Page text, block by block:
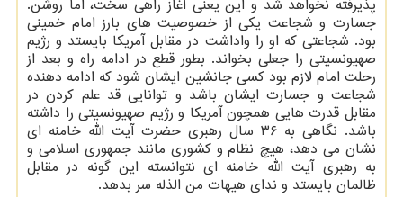
پذیرفته نخواهد شد و این یعنی آغاز راهی سخت، اما روشن.
جسارت و شجاعت یکی از خصوصیت های بارز امام خمینی
بود. شجاعتی که او را واداشت در مقابل آمریکا بایستد و رژیم
صهیونسیتی را جعلی بخواند. بطور قطع در ادامه راه و بعد از
رحلت امام لازم بود کسی جانشین ایشان شود که ادامه دهنده
شجاعت و جسارت ایشان باشد و توانایی قد علم کردن در
مقابل قدرت هایی همچون آمریکا و رژیم صهیونسیتی را داشته
باشد. نگاهی به ۳۶ سال رهبری حضرت آیت الله خامنه ای
نشان می دهد، هیچ نظام و کشوری مانند جمهوری اسلامی و
به رهبری آیت الله خامنه ای نتوانسته این گونه در مقابل
ظالمان بایستد و ندای هیهات من الذله سر بدهد.